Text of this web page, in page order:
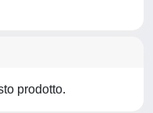
prodotto.